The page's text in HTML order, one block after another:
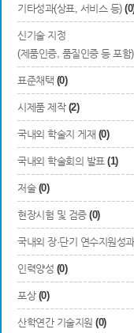
기타성과(상표, 서비스 등)
신기술 지정
(제품인증, 품질인증 등 포함)
표준채택 (0)
시제품 제작 (2)
국내외 학술지 게재 (0)
국내외 학술회의 발표 (1)
저술 (0)
현장시험 및 검증 (0)
국내외 장·단기 연수지원성과
인력양성 (0)
포상 (0)
산학연간 기술지원 (0)
개인정보처리방침
14066 경기도 안양시 동
COPYRIGHTS © 2014